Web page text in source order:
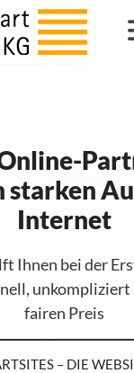
starken
Internet
Ihnen bei der
unkompliziert
fairen Preis
– DIE